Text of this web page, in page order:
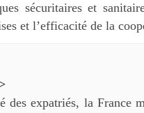
sécuritaires et
et l’efficacité de la
des expatriés, la France